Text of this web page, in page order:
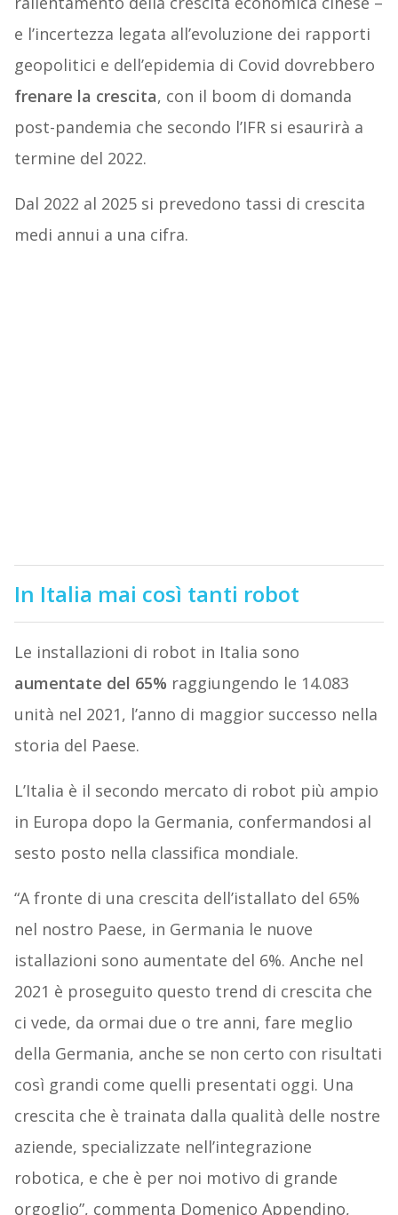
e l’incertezza legata all’evoluzione dei rapporti
geopolitici e dell’epidemia di Covid dovrebbero
frenare la crescita, con il boom di domanda
post-pandemia che secondo l’IFR si esaurirà a
termine del 2022.
Dal 2022 al 2025 si prevedono tassi di crescita
medi annui a una cifra.
In Italia mai così tanti robot
Le installazioni di robot in Italia sono
aumentate del 65% raggiungendo le 14.083
unità nel 2021, l’anno di maggior successo nella
storia del Paese.
L’Italia è il secondo mercato di robot più ampio
in Europa dopo la Germania, confermandosi al
sesto posto nella classifica mondiale.
“A fronte di una crescita dell’istallato del 65%
nel nostro Paese, in Germania le nuove
istallazioni sono aumentate del 6%. Anche nel
2021 è proseguito questo trend di crescita che
ci vede, da ormai due o tre anni, fare meglio
della Germania, anche se non certo con risultati
così grandi come quelli presentati oggi. Una
crescita che è trainata dalla qualità delle nostre
aziende, specializzate nell’integrazione
robotica, e che è per noi motivo di grande
orgoglio”, commenta Domenico Appendino,